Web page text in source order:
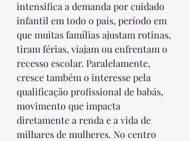
intensifica a demanda por cuidado
infantil em todo o país, período em
que muitas famílias ajustam rotinas,
tiram férias, viajam ou enfrentam o
recesso escolar. Paralelamente,
cresce também o interesse pela
qualificação profissional de babás,
movimento que impacta
diretamente a renda e a vida de
milhares de mulheres. No centro